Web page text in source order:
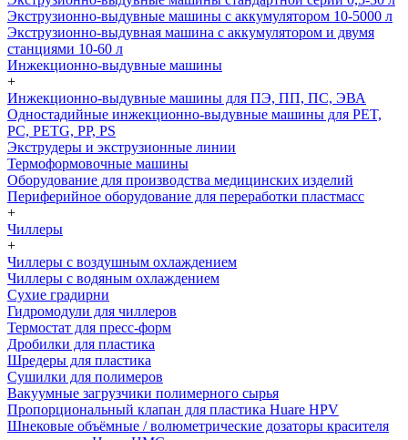
Экструзионно-выдувные машины с аккумулятором 10-5000 л
Экструзионно-выдувная машина с аккумулятором и двумя
станциями 10-60 л
Инжекционно-выдувные машины
+
Инжекционно-выдувные машины для ПЭ, ПП, ПС, ЭВА
Одностадийные инжекционно-выдувные машины для PET,
PC, PETG, PP, PS
Экструдеры и экструзионные линии
Термоформовочные машины
Оборудование для производства медицинских изделий
Периферийное оборудование для переработки пластмасс
+
Чиллеры
+
Чиллеры с воздушным охлаждением
Чиллеры с водяным охлаждением
Сухие градирни
Гидромодули для чиллеров
Термостат для пресс-форм
Дробилки для пластика
Шредеры для пластика
Сушилки для полимеров
Вакуумные загрузчики полимерного сырья
Пропорциональный клапан для пластика Huare HPV
Шнековые объёмные / волюметрические дозаторы красителя